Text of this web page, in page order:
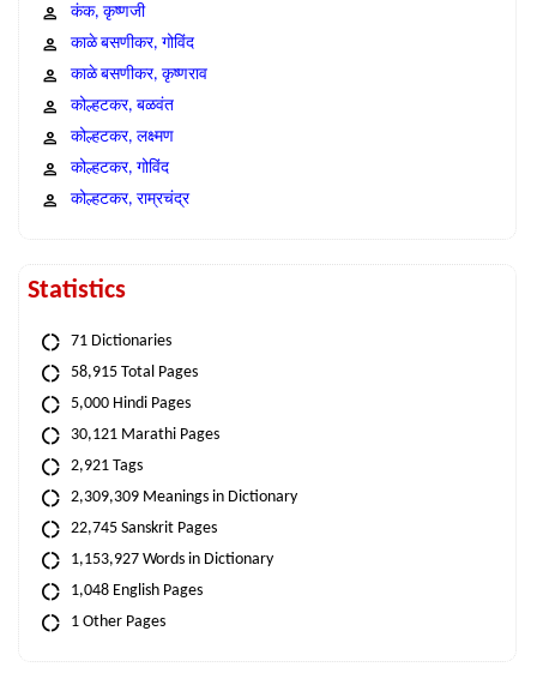
कंक, कृष्णजी
काळे बसणीकर, गोविंद
काळे बसणीकर, कृष्णराव
कोल्हटकर, बळवंत
कोल्हटकर, लक्ष्मण
कोल्हटकर, गोविंद
कोल्हटकर, राम्रचंद्र
Statistics
71 Dictionaries
58,915 Total Pages
5,000 Hindi Pages
30,121 Marathi Pages
2,921 Tags
2,309,309 Meanings in Dictionary
22,745 Sanskrit Pages
1,153,927 Words in Dictionary
1,048 English Pages
1 Other Pages